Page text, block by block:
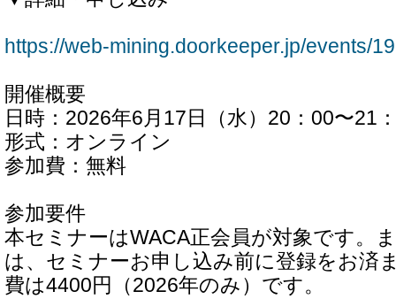
https://web-mining.doorkeeper.jp/events/
開催概要
日時：2026年6月17日（水）20：00〜21
形式：オンライン
参加費：無料
参加要件
本セミナーはWACA正会員が対象です。
は、セミナーお申し込み前に登録をお済
費は4400円（2026年のみ）です。